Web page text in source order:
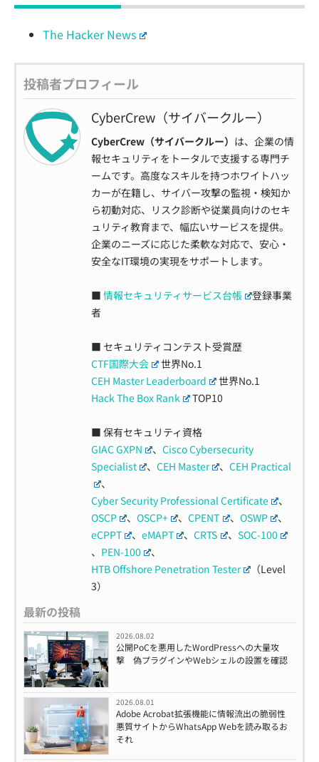
The Hacker News
投稿者プロフィール
CyberCrew（サイバークルー）
CyberCrew（サイバークルー） は、企業の情
報セキュリティをトータルで支援する専門チ
ームです。高度なスキルを持つホワイトハッ
カーが在籍し、サイバー攻撃の監視・検知か
ら初動対応、リスク診断や従業員向けのセキ
ュリティ教育まで、幅広いサービスを提供。
企業のニーズに応じた柔軟な対応で、安心・
安全なIT環境の実現をサポートします。
■ 情報セキュリティサービス台帳
登録事業
者
■ セキュリティコンテスト受賞歴
CTF国際大会
世界No.1
CEH Master Leaderboard
世界No.1
Hack The Box Rank
TOP10
■ 保有セキュリティ資格
GIAC GXPN
、Cisco Cybersecurity
Specialist
、CEH Master 、CEH Practical
、
Cyber Security Professional Certificate
、
OSCP
、OSCP+ 、CPENT 、 OSWP
、
eCPPT
、eMAPT 、CRTS 、 SOC-100
、 PEN-100
、
HTB Offshore Penetration Tester
（Level
3）
最新の投稿
2026.08.02
公開PoCを悪用したWordPressへの大量攻
撃 偽プラグインやWebシェルの設置を確認
2026.08.01
Adobe Acrobat拡張機能に情報流出の脆弱性
悪質サイトからWhatsApp Webを読み取るお
それ